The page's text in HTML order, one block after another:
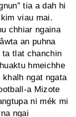
tia a dah hi
viau mai.
chhiar ngaina
an puhna
tlat chanchin
hmeichhe
ngat ngata
a Mizote
ni mék mi
ngai